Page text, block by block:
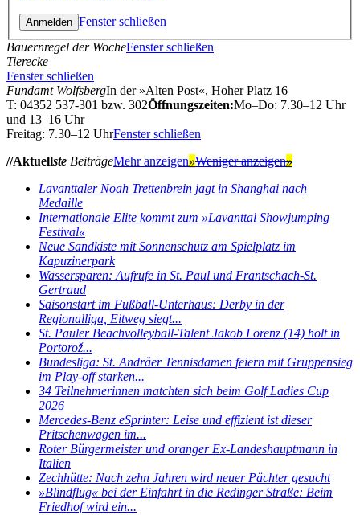
Fenster schließen
Bauernregel der WocheFenster schließen
Tierecke
Fenster schließen
Fundamt WolfsbergIn der »Alten Post«, Hoher Platz 16
T: 04352 537-301 bzw. 302Öffnungszeiten:Mo–Do: 7.30–12 Uhr
und 13–16 Uhr
Freitag: 7.30–12 UhrFenster schließen
//Aktuellste BeiträgeMehr anzeigen»Weniger anzeigen»
Lavanttaler Noah Trettenbrein jagt in Shanghai nach
Medaille
Internationale Elite kommt zum »Lavanttal Showjumping
Festival«
Neue Sandkiste mit Sonnenschutz am Spielplatz im
Kapuzinerpark
Wassersparen: Aufrufe in St. Paul und Frantschach-St.
Gertraud
Saisonstart im Fußball-Unterhaus: Derby in der
Regionalliga, Eitweg siegt...
St. Pauler Beachvolleyball-Talent Jakob Lorenz (14) holt in
Portorož...
Bundesliga: St. Andräer Tennisdamen feiern mit Gruppensieg
im Play-off starken...
34 Teilnehmerinnen matchten sich beim Golf Ladies Cup
2026
Mercedes-Benz eSprinter: Leise und effizient ist dieser
Pritschenwagen im...
Roter Bürgermeister und oranger Ex-Landeshauptmann in
Italien
Zechhütte: Nach zehn Jahren wird neuer Pächter gesucht
»Blindflug« bei der Einfahrt in die Redinger Straße: Beim
Friedhof wird ein...